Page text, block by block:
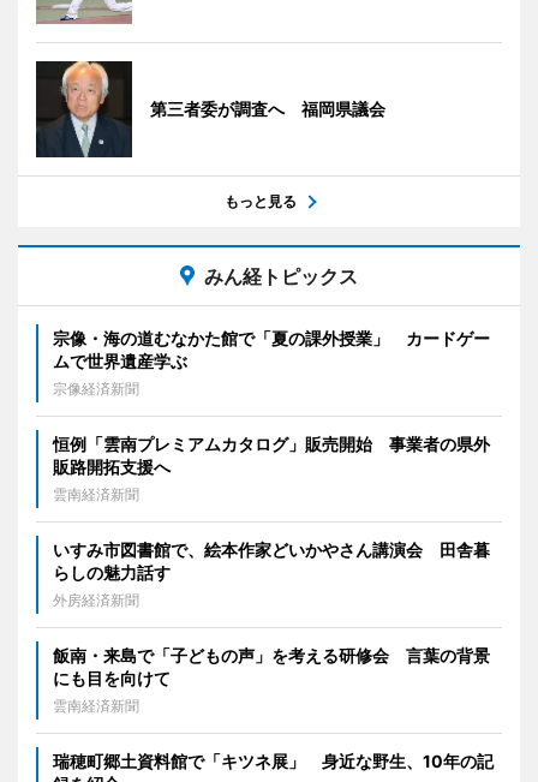
第三者委が調査へ 福岡県議会
もっと見る
みん経トピックス
宗像・海の道むなかた館で「夏の課外授業」 カードゲー
ムで世界遺産学ぶ
宗像経済新聞
恒例「雲南プレミアムカタログ」販売開始 事業者の県外
販路開拓支援へ
雲南経済新聞
いすみ市図書館で、絵本作家どいかやさん講演会 田舎暮
らしの魅力話す
外房経済新聞
飯南・来島で「子どもの声」を考える研修会 言葉の背景
にも目を向けて
雲南経済新聞
瑞穂町郷土資料館で「キツネ展」 身近な野生、10年の記